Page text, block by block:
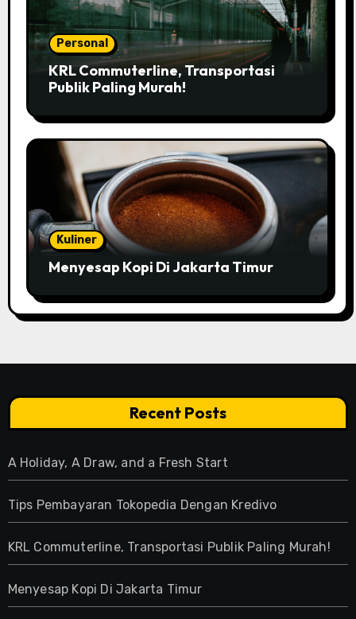
Personal
KRL Commuterline, Transportasi
Publik Paling Murah!
Kuliner
Menyesap Kopi Di Jakarta Timur
Recent Posts
A Holiday, A Draw, and a Fresh Start
Tips Pembayaran Tokopedia Dengan Kredivo
KRL Commuterline, Transportasi Publik Paling Murah!
Menyesap Kopi Di Jakarta Timur